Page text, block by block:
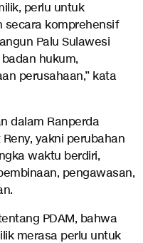
perlu untuk
secara komprehensif
Palu Sulawesi
hukum,
perusahaan,” kata
dalam Ranperda
yakni perubahan
waktu berdiri,
pengawasan,
PDAM, bahwa
merasa perlu untuk